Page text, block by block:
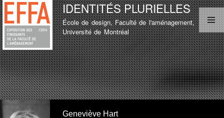
Aller au
contenu
principal
IDENTITÉS PLURIELLES
École de design, Faculté de l'aménagement,
Université de Montréal
MENU PRINCIPAL
LISTE D'ÉTUDIANT
TEST
LISTE D'ÉTUDIANT
Geneviève Hart